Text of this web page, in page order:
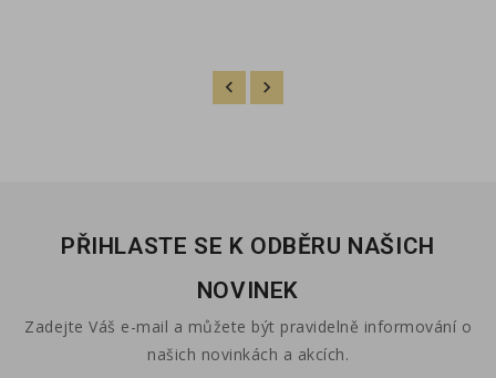
PŘIHLASTE SE K ODBĚRU NAŠICH
NOVINEK
Zadejte Váš e-mail a můžete být pravidelně informování o
našich novinkách a akcích.